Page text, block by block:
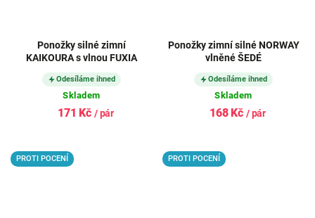
Ponožky silné zimní
KAIKOURA s vlnou FUXIA
Odesíláme ihned
Skladem
171 Kč / pár
Ponožky zimní silné NORWAY
vlněné ŠEDÉ
Odesíláme ihned
Skladem
168 Kč / pár
PROTI POCENÍ PROTI POCENÍ